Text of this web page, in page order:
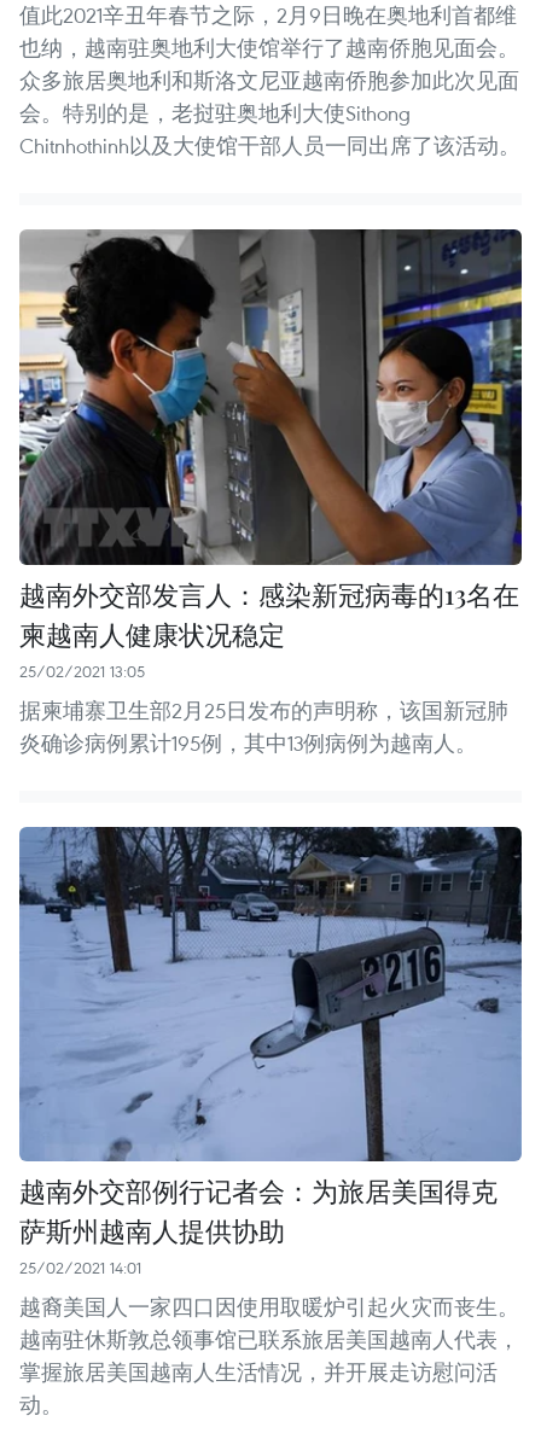
值此2021辛丑年春节之际，2月9日晚在奥地利首都维
也纳，越南驻奥地利大使馆举行了越南侨胞见面会。
众多旅居奥地利和斯洛文尼亚越南侨胞参加此次见面
会。特别的是，老挝驻奥地利大使Sithong
Chitnhothinh以及大使馆干部人员一同出席了该活动。
越南外交部发言人：感染新冠病毒的13名在
柬越南人健康状况稳定
25/02/2021 13:05
据柬埔寨卫生部2月25日发布的声明称，该国新冠肺
炎确诊病例累计195例，其中13例病例为越南人。
越南外交部例行记者会：为旅居美国得克
萨斯州越南人提供协助
25/02/2021 14:01
越裔美国人一家四口因使用取暖炉引起火灾而丧生。
越南驻休斯敦总领事馆已联系旅居美国越南人代表，
掌握旅居美国越南人生活情况，并开展走访慰问活
动。